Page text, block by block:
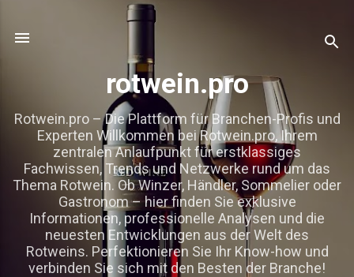
Direkt zum Hauptbereich
rotwein.pro
Rotwein.pro – Die Plattform für Branchen-Profis und
Experten Willkommen bei Rotwein.pro, Ihrem
zentralen Anlaufpunkt für erstklassiges
Fachwissen, Trends und Netzwerke rund um das
Thema Rotwein. Ob Winzer, Händler, Sommelier oder
Gastronom – hier finden Sie exklusive
Informationen, professionelle Analysen und die
neuesten Entwicklungen aus der Welt des
Rotweins. Perfektionieren Sie Ihr Know-how und
verbinden Sie sich mit den Besten der Branche!